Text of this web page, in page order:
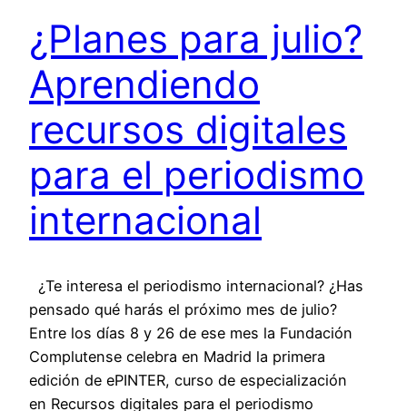
¿Planes para julio?
Aprendiendo
recursos digitales
para el periodismo
internacional
¿Te interesa el periodismo internacional? ¿Has
pensado qué harás el próximo mes de julio?
Entre los días 8 y 26 de ese mes la Fundación
Complutense celebra en Madrid la primera
edición de ePINTER, curso de especialización
en Recursos digitales para el periodismo